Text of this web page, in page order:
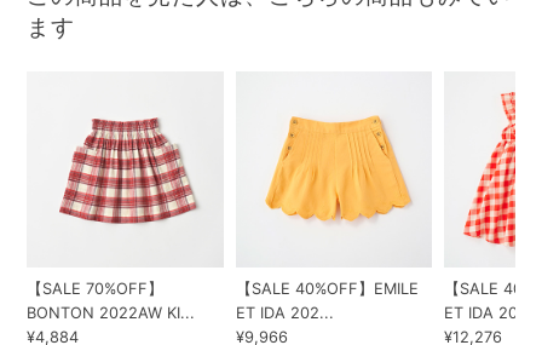
ます
【SALE 70%OFF】
BONTON 2022AW KI...
¥4,884
【SALE 40%OFF】EMILE
ET IDA 202...
¥9,966
【SALE
ET IDA 202...
¥12,276